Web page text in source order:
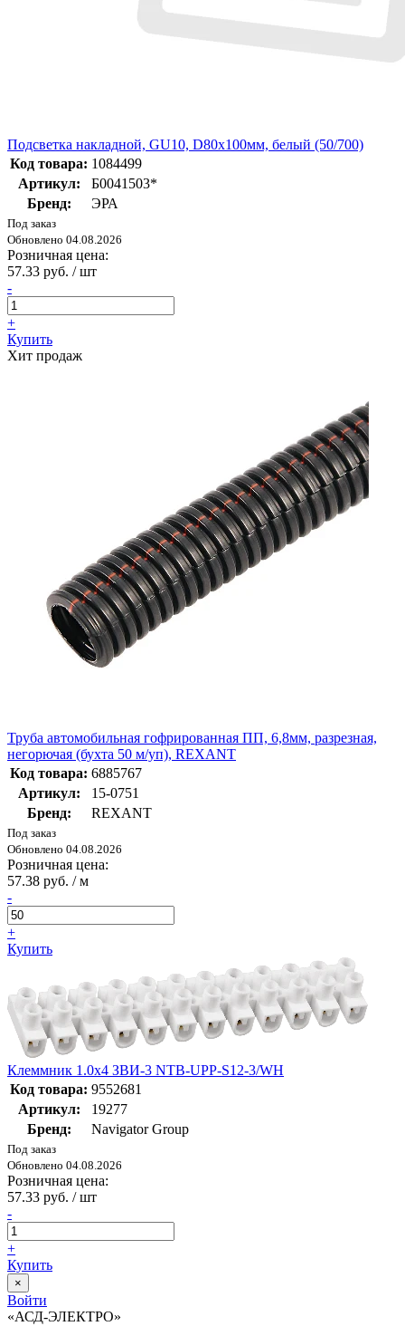
Подсветка накладной, GU10, D80х100мм, белый (50/700)
Код товара: 1084499
Артикул:
Б0041503*
Бренд:
ЭРА
Под заказ
Обновлено 04.08.2026
Розничная цена:
57.33 руб. / шт
-
+
Купить
Хит продаж
Труба автомобильная гофрированная ПП, 6,8мм, разрезная,
негорючая (бухта 50 м/уп), REXANT
Код товара: 6885767
Артикул:
15-0751
Бренд:
REXANT
Под заказ
Обновлено 04.08.2026
Розничная цена:
57.38 руб. / м
-
+
Купить
Клеммник 1.0х4 ЗВИ-3 NTB-UPP-S12-3/WH
Код товара: 9552681
Артикул:
19277
Бренд:
Navigator Group
Под заказ
Обновлено 04.08.2026
Розничная цена:
57.33 руб. / шт
-
+
Купить
×
Войти
«АСД-ЭЛЕКТРО»